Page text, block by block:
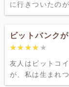
に行きついたの
ビットバンク
★★★★★
★★★★★
友人はビットコ
が、私は生まれ